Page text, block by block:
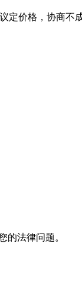
价格，协商不
的法律问题。